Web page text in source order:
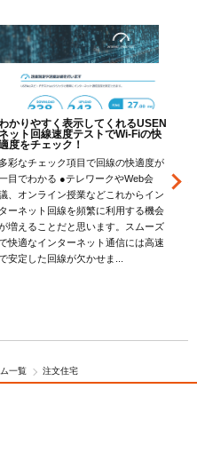
かりやすく表示してくれるUSEN
ット回線速度テストでWi-Fiの快
度をチェック！
多彩なチェック項目で回線の快適度が
目でわかる ●テレワークやWeb会
、オンライン授業などこれからイン
ターネット回線を頻繁に利用する機会
増えることだと思います。スムーズ
快適なインターネット通信には高速
安定した回線が欠かせま...
一覧 注文住宅